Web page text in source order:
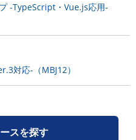
-TypeScript・Vue.js応用-
対応-（MBJ12）
スを探す